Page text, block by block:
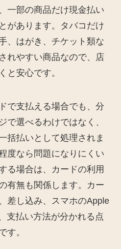
一部の商品だけ現金払い
があります。タバコだけ
、はがき、チケット類な
れやすい商品なので、店
と安心です。
で支払える場合でも、分
で選べるわけではなく、
括払いとして処理されま
度なら問題になりにくい
る場合は、カードの利用
有無も関係します。カー
差し込み、スマホのApple
支払い方法が分かれる点
す。